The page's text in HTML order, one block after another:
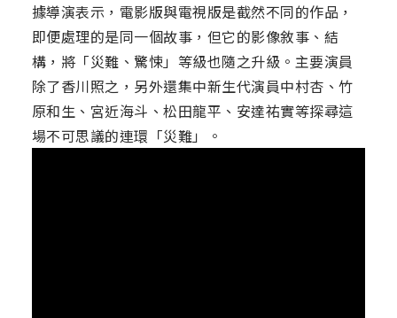
據導演表示，電影版與電視版是截然不同的作品，
即便處理的是同一個故事，但它的影像敘事、結
構，將「災難、驚悚」等級也隨之升級。主要演員
除了香川照之，另外還集中新生代演員中村杏、竹
原和生、宮近海斗、松田龍平、安達祐實等探尋這
場不可思議的連環「災難」。